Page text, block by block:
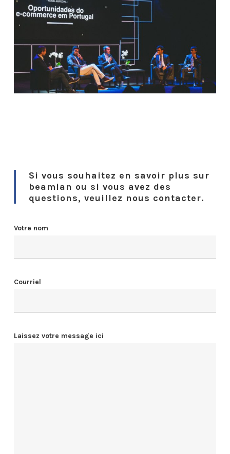
Si vous souhaitez en savoir plus sur
beamian ou si vous avez des
questions, veuillez nous contacter.
Votre nom
Courriel
Laissez votre message ici